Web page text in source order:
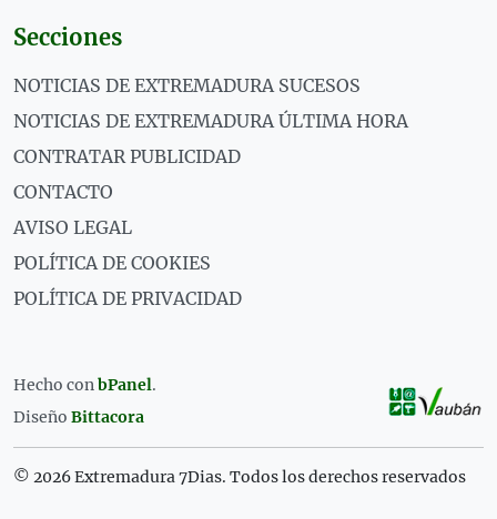
Secciones
NOTICIAS DE EXTREMADURA SUCESOS
NOTICIAS DE EXTREMADURA ÚLTIMA HORA
CONTRATAR PUBLICIDAD
CONTACTO
AVISO LEGAL
POLÍTICA DE COOKIES
POLÍTICA DE PRIVACIDAD
Hecho conbPanel.
Diseño Bittacora
© 2026 Extremadura 7Dias. Todos los derechos reservados